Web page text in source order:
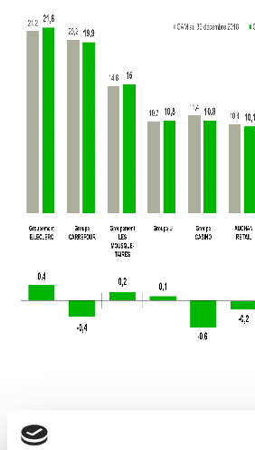
Egalim profite aussi aux MDD